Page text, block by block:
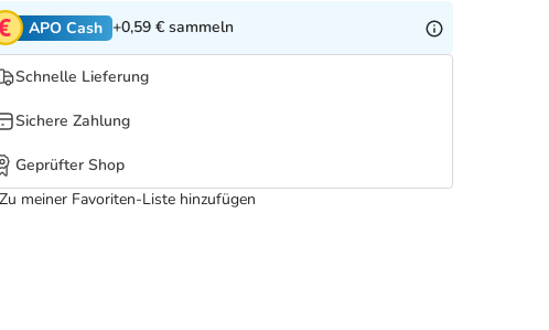
APO Cash +0,59 € sammeln
Schnelle Lieferung
Sichere Zahlung
Geprüfter Shop
Zu meiner Favoriten-Liste hinzufügen